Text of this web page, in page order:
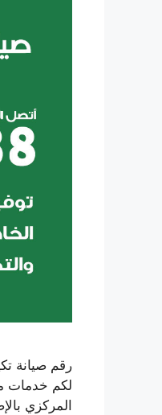
لكم خدمات
المركزي